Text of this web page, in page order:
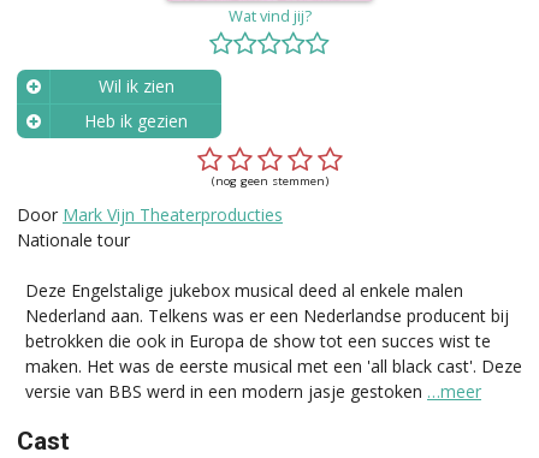
Wat vind jij?
Wil ik zien
Heb ik gezien
(nog geen stemmen)
Door Mark Vijn Theaterproducties
Nationale tour
Deze Engelstalige jukebox musical deed al enkele malen
Nederland aan. Telkens was er een Nederlandse producent bij
betrokken die ook in Europa de show tot een succes wist te
maken. Het was de eerste musical met een 'all black cast'. Deze
versie van BBS werd in een modern jasje gestoken …meer
Cast